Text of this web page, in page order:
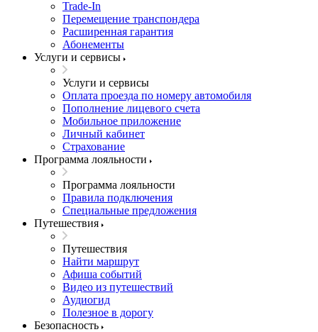
Trade-In
Перемещение транспондера
Расширенная гарантия
Абонементы
Услуги и сервисы
Услуги и сервисы
Оплата проезда по номеру автомобиля
Пополнение лицевого счета
Мобильное приложение
Личный кабинет
Страхование
Программа лояльности
Программа лояльности
Правила подключения
Специальные предложения
Путешествия
Путешествия
Найти маршрут
Афиша событий
Видео из путешествий
Аудиогид
Полезное в дорогу
Безопасность